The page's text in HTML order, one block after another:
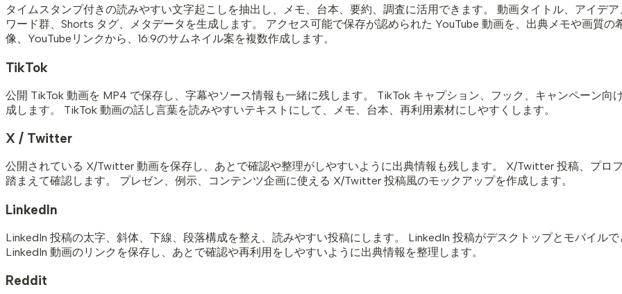
タイムスタンプ付きの読みやすい文字起こしを抽出し、メモ、台本、要約、調査に活用できます。 動画タイトル、アイデ
ワード群、Shorts タグ、メタデータを生成します。 アクセス可能で保存が認められた YouTube 動画を、出典メモや画質
像、YouTubeリンクから、16:9のサムネイル案を複数作成します。
TikTok
公開 TikTok 動画を MP4 で保存し、字幕やソース情報も一緒に残します。 TikTok キャプション、フック、キャンペーン
成します。 TikTok 動画の話し言葉を読みやすいテキストにして、メモ、台本、再利用素材にしやすくします。
X / Twitter
公開されている X/Twitter 動画を保存し、あとで確認や整理がしやすいように出典情報も残します。 X/Twitter 投稿、プロ
踏まえて確認します。 プレゼン、例示、コンテンツ企画に使える X/Twitter 投稿風のモックアップを作成します。
LinkedIn
LinkedIn 投稿の太字、斜体、下線、段落構成を整え、読みやすい投稿にします。 LinkedIn 投稿がデスクトップとモバイル
LinkedIn 動画のリンクを保存し、あとで確認や再利用をしやすいように出典情報を整理します。
Reddit